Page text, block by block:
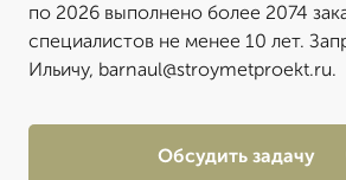
по 2026 выполнено более 2074
специалистов не менее 10 лет.
Ильичу, barnaul@stroymetproekt.ru.
Обсудить задачу